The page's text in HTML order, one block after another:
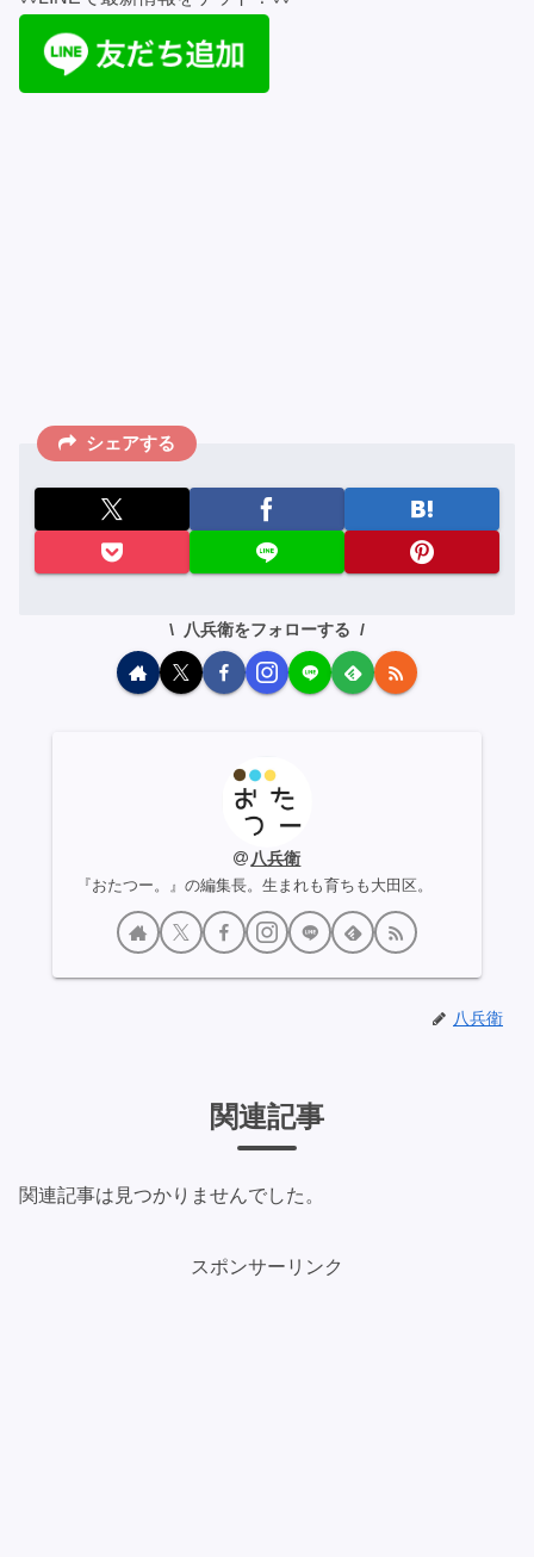
シェアする
八兵衛をフォローする
八兵衛
『おたつー。』の編集長。生まれも育ちも大田区。
八兵衛
関連記事
関連記事は見つかりませんでした。
スポンサーリンク